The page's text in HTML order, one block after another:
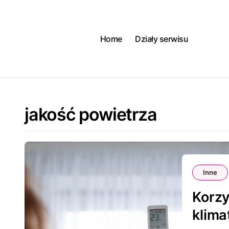
Home
Działy serwisu
jakość powietrza
Inne